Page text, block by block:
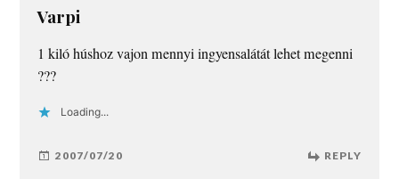
Varpi
1 kiló húshoz vajon mennyi ingyensalátát lehet megenni
???
Loading...
2007/07/20 REPLY